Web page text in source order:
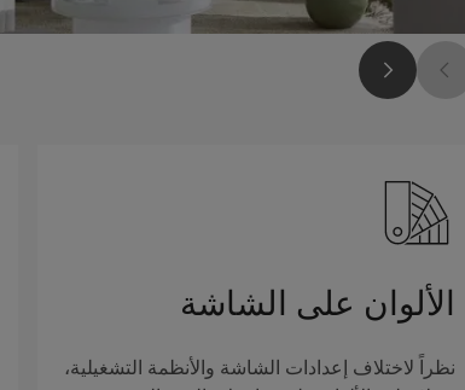
الألوان على الشاشة
نظراً لاختلاف إعدادات الشاشة والأنظمة التشغيلية،